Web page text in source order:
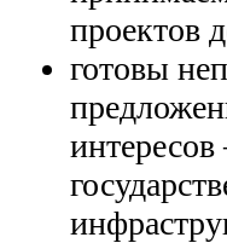
проектов
готовы